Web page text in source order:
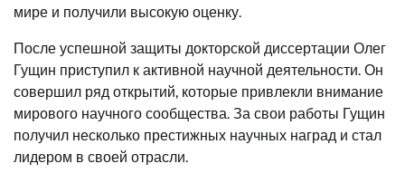
мире и получили высокую оценку.
После успешной защиты докторской диссертации Олег
Гущин приступил к активной научной деятельности. Он
совершил ряд открытий, которые привлекли внимание
мирового научного сообщества. За свои работы Гущин
получил несколько престижных научных наград и стал
лидером в своей отрасли.